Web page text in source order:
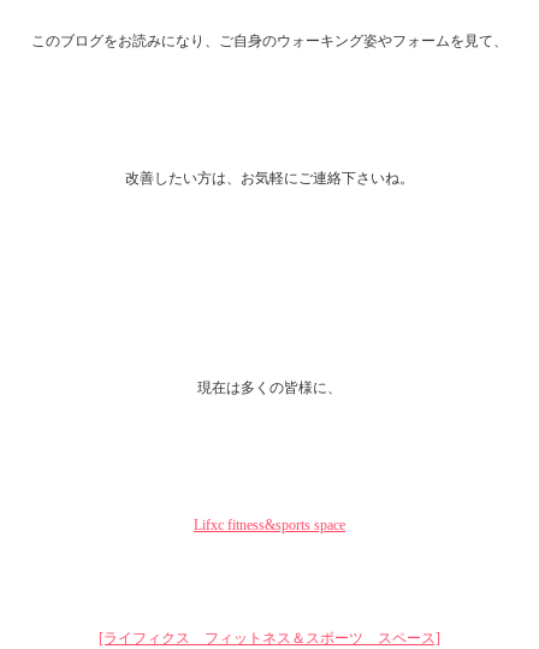
このブログをお読みになり、ご自身のウォーキング姿やフォームを見て、
改善したい方は、お気軽にご連絡下さいね。
現在は多くの皆様に、
Lifxc fitness&sports space
[ライフィクス フィットネス＆スポーツ スペース]